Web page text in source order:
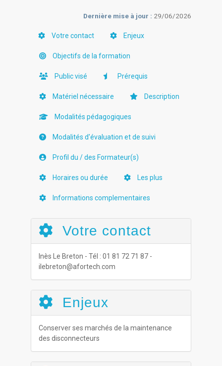
Dernière mise à jour : 29/06/2026
Votre contact Enjeux
Objectifs de la formation
Public visé Prérequis
Matériel nécessaire Description
Modalités pédagogiques
Modalités d'évaluation et de suivi
Profil du / des Formateur(s)
Horaires ou durée Les plus
Informations complementaires
Votre contact
Inès Le Breton - Tél : 01 81 72 71 87 -
ilebreton@afortech.com
Enjeux
Conserver ses marchés de la maintenance
des disconnecteurs